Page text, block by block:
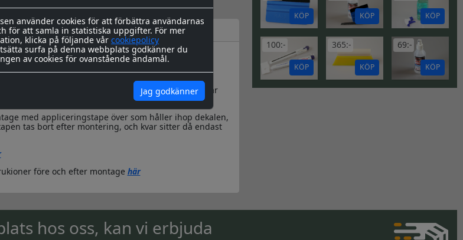
använder cookies för att förbättra användarnas
för att samla in statistiska uppgifter. För mer
klicka på följande vår cookiepolicy
surfa på denna webbplats godkänner du
av cookies för ovanstående ändamål.
Jag godkänner
ut i en 8-årig genomfärgad kvalitetsfolie. Storleken är
detta i kommentarer på beställning.
med appliceringstape över som håller ihop dekalen,
tas bort efter montering, och kvar sitter då endast
före och efter montage här
KÖP KÖP KÖP
100:-
KÖP
365:-
KÖP
69:-
KÖP
hos oss, kan vi erbjuda